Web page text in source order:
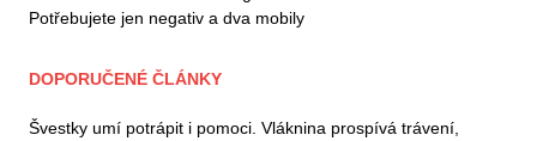
Potřebujete jen negativ a dva mobily
DOPORUČENÉ ČLÁNKY
Švestky umí potrápit i pomoci. Vláknina prospívá trávení,